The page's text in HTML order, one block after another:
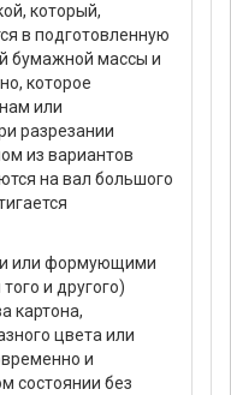
который,
в подготовленную
бумажной массы и
которое
или
разрезании
из вариантов
на вал большого
или формующими
и другого)
картона,
цвета или
и
состоянии без